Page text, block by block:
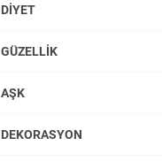
DIYET
GÜZELLIK
AŞK
DEKORASYON